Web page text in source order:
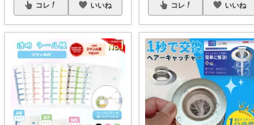
コレ いいね コレ いいね